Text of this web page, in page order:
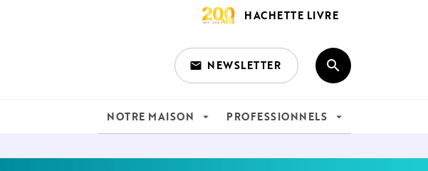
HACHETTE LIVRE
email NEWSLETTER search
NOTRE MAISON arrow_drop_down PROFESSIONNELS arrow_drop_down